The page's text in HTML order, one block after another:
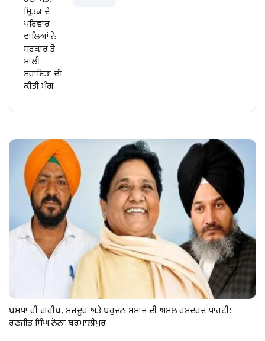
ਮ੍ਰਿਤਕ ਦੇ
ਪਰਿਵਾਰ
ਵਾਲਿਆਂ ਨੇ
ਸਰਕਾਰ ਤੋਂ
ਮਾਲੀ
ਸਹਾਇਤਾ ਦੀ
ਕੀਤੀ ਮੰਗ
ਬਸਪਾ ਹੀ ਗਰੀਬ, ਮਜ਼ਦੂਰ ਅਤੇ ਬਹੁਜਨ ਸਮਾਜ ਦੀ ਅਸਲ ਹਮਦਰਦ ਪਾਰਟੀ:
ਰਣਜੀਤ ਸਿੰਘ ਨੋਨਾ ਬਰਮਾਲੀਪੁਰ